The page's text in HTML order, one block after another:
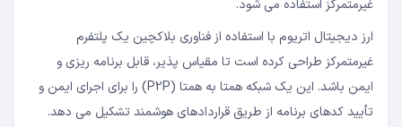
دامنه غیر متمرکز
غیرمتمرکز استفاده می شود.
ارز دیجیتال اتریوم با استفاده از فناوری بلاکچین یک پلتفرم
غیرمتمرکز طراحی کرده است تا مقیاس پذیر، قابل برنامه ریزی و
ایمن باشد. این یک شبکه همتا به همتا (P2P) را برای اجرای ایمن و
تأیید کدهای برنامه از طریق قراردادهای هوشمند تشکیل می دهد.